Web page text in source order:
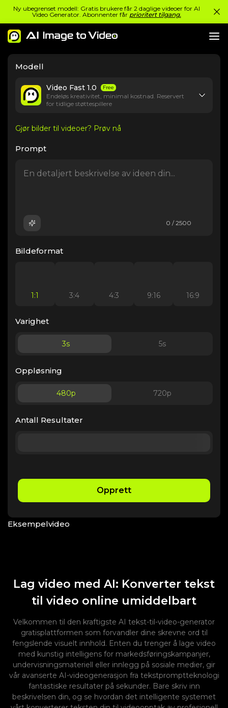
Ny ubegrenset modell: Gratis brukere får 2 daglige videoer for AI
Video Generator. Abonnenter får prioritert tilgang.
Modell
Video Fast 1.0 Free
Endeløs kreativitet, minimal kostnad. Reservert
for tidlige støttespillere
Gjør bilder til videoer? Prøv nå
Prompt
0 / 2500
Bildeformat
1:1 3:4 4:3 9:16 16:9
Varighet
3s 5s
Oppløsning
480p 720p
Antall Resultater
Opprett
Eksempelvideo
Lag video med AI: Konverter tekst
til video online umiddelbart
Velkommen til den kraftigste AI tekst-til-video-generator
gratisplattformen som forvandler dine skrevne ord til
fengslende visuelt innhold. Enten du trenger å lage video
med kunstig intelligens for markedsføringskampanjer,
undervisningsmateriell eller innlegg på sosiale medier, gir
vår avanserte AI-videogenerasjon fra tekstpromptteknologi
fantastiske resultater på sekunder. Bare skriv inn
beskrivelsen din, og se hvordan det intelligente systemet